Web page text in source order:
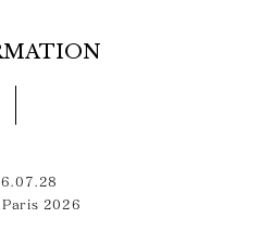
Paris 2026